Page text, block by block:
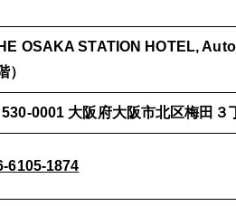
OSAKA STATION HOTEL,
）
530-0001 大阪府大阪市北区梅田
6105-1874